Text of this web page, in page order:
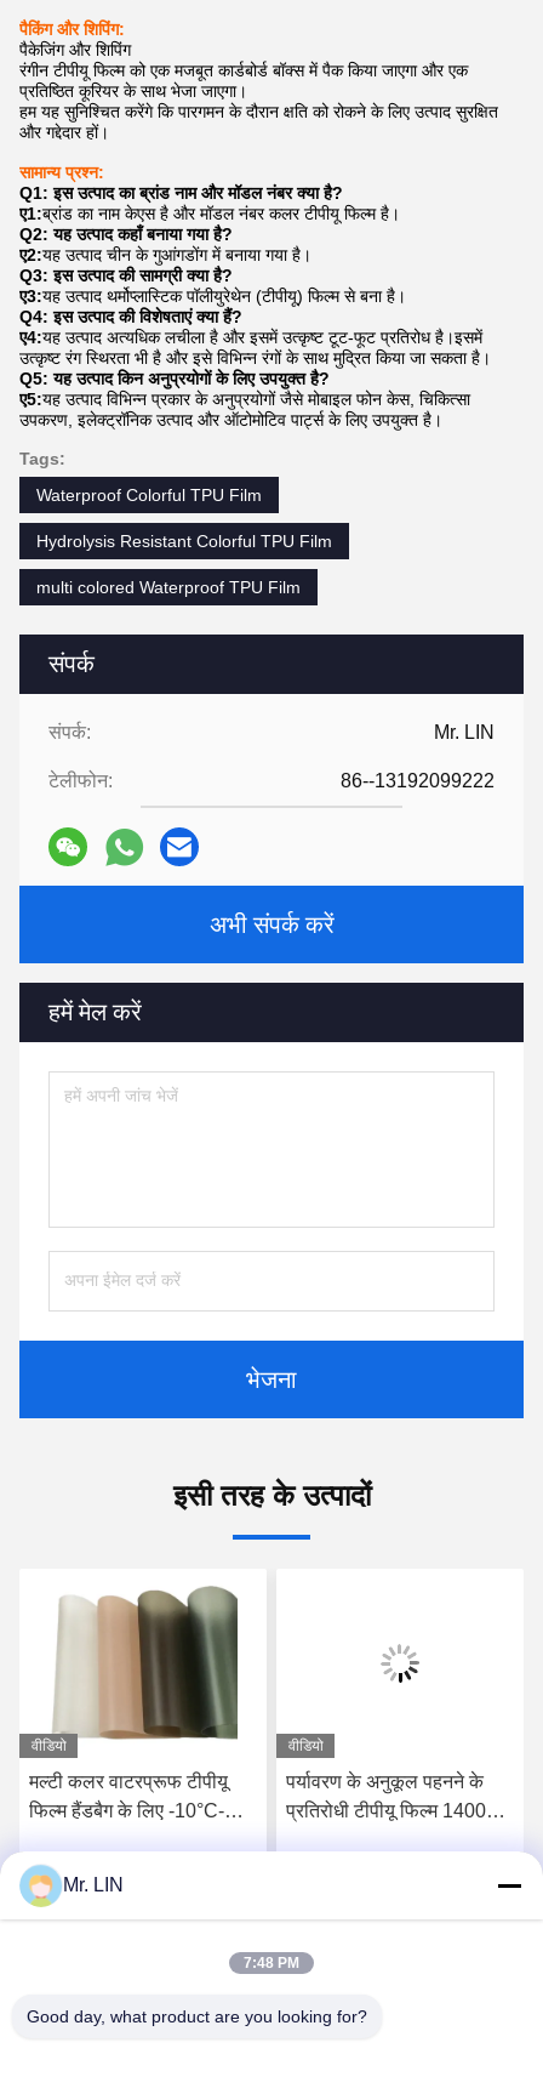
संपर्क
संपर्क: Mr. LIN
टेलीफोन: 86--13192099222
अभी संपर्क करें
हमें मेल करें
भेजना
पैकिंग और शिपिंग:
पैकेजिंग और शिपिंग
रंगीन टीपीयू फिल्म को एक मजबूत कार्डबोर्ड बॉक्स में पैक किया जाएगा और एक
प्रतिष्ठित कूरियर के साथ भेजा जाएगा।
हम यह सुनिश्चित करेंगे कि पारगमन के दौरान क्षति को रोकने के लिए उत्पाद सुरक्षित
और गद्देदार हों।
सामान्य प्रश्न:
Q1: इस उत्पाद का ब्रांड नाम और मॉडल नंबर क्या है?
ए1:ब्रांड का नाम केएस है और मॉडल नंबर कलर टीपीयू फिल्म है।
Q2: यह उत्पाद कहाँ बनाया गया है?
ए2:यह उत्पाद चीन के गुआंगडोंग में बनाया गया है।
Q3: इस उत्पाद की सामग्री क्या है?
ए3:यह उत्पाद थर्मोप्लास्टिक पॉलीयुरेथेन (टीपीयू) फिल्म से बना है।
Q4: इस उत्पाद की विशेषताएं क्या हैं?
ए4:यह उत्पाद अत्यधिक लचीला है और इसमें उत्कृष्ट टूट-फूट प्रतिरोध है।इसमें
उत्कृष्ट रंग स्थिरता भी है और इसे विभिन्न रंगों के साथ मुद्रित किया जा सकता है।
Q5: यह उत्पाद किन अनुप्रयोगों के लिए उपयुक्त है?
ए5:यह उत्पाद विभिन्न प्रकार के अनुप्रयोगों जैसे मोबाइल फोन केस, चिकित्सा
उपकरण, इलेक्ट्रॉनिक उत्पाद और ऑटोमोटिव पार्ट्स के लिए उपयुक्त है।
Tags:
Waterproof Colorful TPU Film
Hydrolysis Resistant Colorful TPU Film
multi colored Waterproof TPU Film
इसी तरह के उत्पादों
वीडियो
मल्टी कलर वाटरप्रूफ टीपीयू
फिल्म हैंडबैग के लिए -10°C-
सर्वोत्तम मूल्य प्राप्त करें
वीडियो
पर्यावरण के अनुकूल पहनने के
प्रतिरोधी टीपीयू फिल्म 1400
Mr. LIN
7:48 PM
Good day, what product are you looking for?